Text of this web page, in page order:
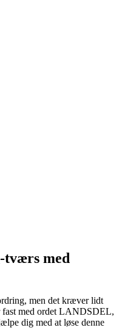
tværs med
men det kræver lidt
fast med ordet LANDSDEL,
dig med at løse denne